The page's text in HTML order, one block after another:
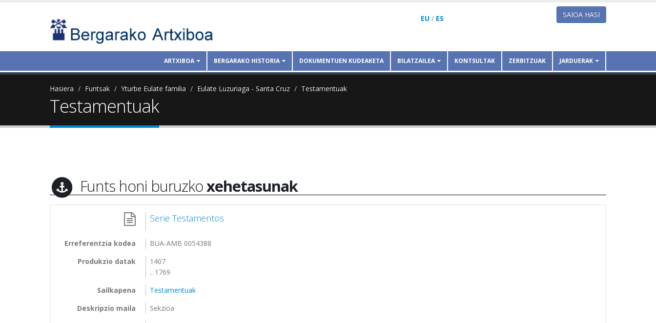
EU / ES SAIOA HASI
ARTXIBOA BERGARAKO HISTORIA DOKUMENTUEN KUDEAKETA BILATZAILEA KONTSULTAK ZERBITZUAK JARDUERAK
Hasiera Funtsak Yturbe Eulate familia Eulate Luzuriaga - Santa Cruz Testamentuak
Testamentuak
Funts honi buruzkoxehetasunak
Serie Testamentos
Erreferentzia kodea
BUA-AMB 0054388
Produkzio datak
1407
.. 1769
Sailkapena
Testamentuak
Deskripzio maila
Sekzioa